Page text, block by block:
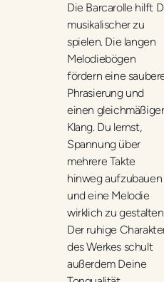
Die Barcarolle hilft
musikalischer zu
spielen. Die langen
Melodiebögen
fördern eine
Phrasierung und
einen
Klang. Du lernst,
Spannung über
mehrere Takte
hinweg aufzubauen
und eine Melodie
wirklich zu
Der ruhige
des Werkes schult
außerdem Deine